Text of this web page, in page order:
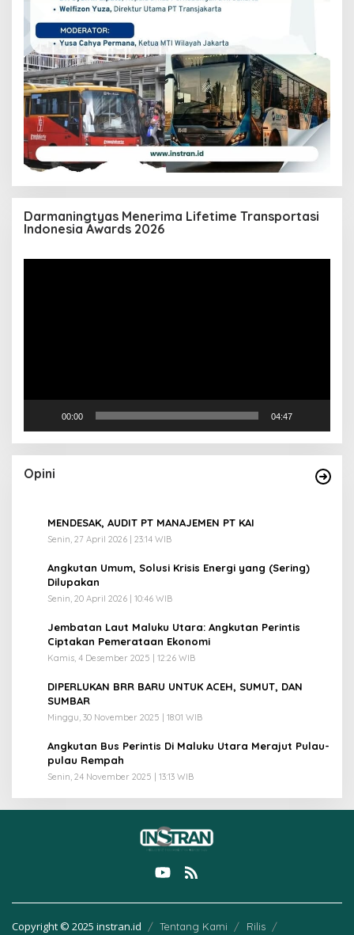
Darmaningtyas Menerima Lifetime Transportasi
Indonesia Awards 2026
00:00 04:47
Opini
MENDESAK, AUDIT PT MANAJEMEN PT KAI
Senin, 27 April 2026 | 23:14 WIB
Angkutan Umum, Solusi Krisis Energi yang (Sering)
Dilupakan
Senin, 20 April 2026 | 10:46 WIB
Jembatan Laut Maluku Utara: Angkutan Perintis
Ciptakan Pemerataan Ekonomi
Kamis, 4 Desember 2025 | 12:26 WIB
DIPERLUKAN BRR BARU UNTUK ACEH, SUMUT, DAN
SUMBAR
Minggu, 30 November 2025 | 18:01 WIB
Angkutan Bus Perintis Di Maluku Utara Merajut Pulau-
pulau Rempah
Senin, 24 November 2025 | 13:13 WIB
Copyright © 2025 instran.id Tentang Kami
Rilis